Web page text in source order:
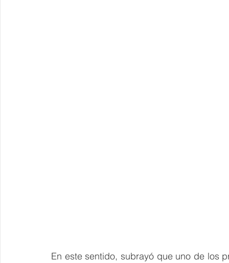
En este sentido, subrayó que uno de los